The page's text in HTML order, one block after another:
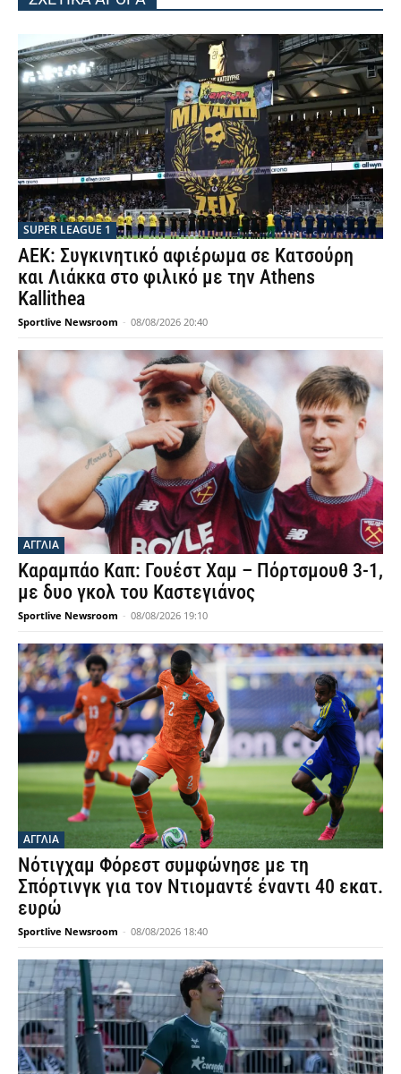
SUPER LEAGUE 1
ΑΕΚ: Συγκινητικό αφιέρωμα σε Κατσούρη
και Λιάκκα στο φιλικό με την Athens
Kallithea
Sportlive Newsroom - 08/08/2026 20:40
ΑΓΓΛΙΑ
Καραμπάο Καπ: Γουέστ Χαμ – Πόρτσμουθ 3-1,
με δυο γκολ του Καστεγιάνος
Sportlive Newsroom - 08/08/2026 19:10
ΑΓΓΛΙΑ
Νότιγχαμ Φόρεστ συμφώνησε με τη
Σπόρτινγκ για τον Ντιομαντέ έναντι 40 εκατ.
ευρώ
Sportlive Newsroom - 08/08/2026 18:40